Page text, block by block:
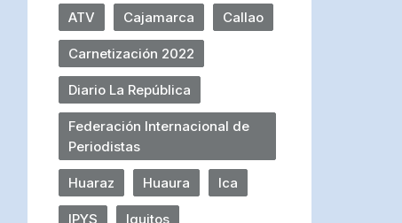
ATV Cajamarca Callao
Carnetización 2022
Diario La República
Federación Internacional de
Periodistas
Huaraz Huaura Ica
IPYS Iquitos